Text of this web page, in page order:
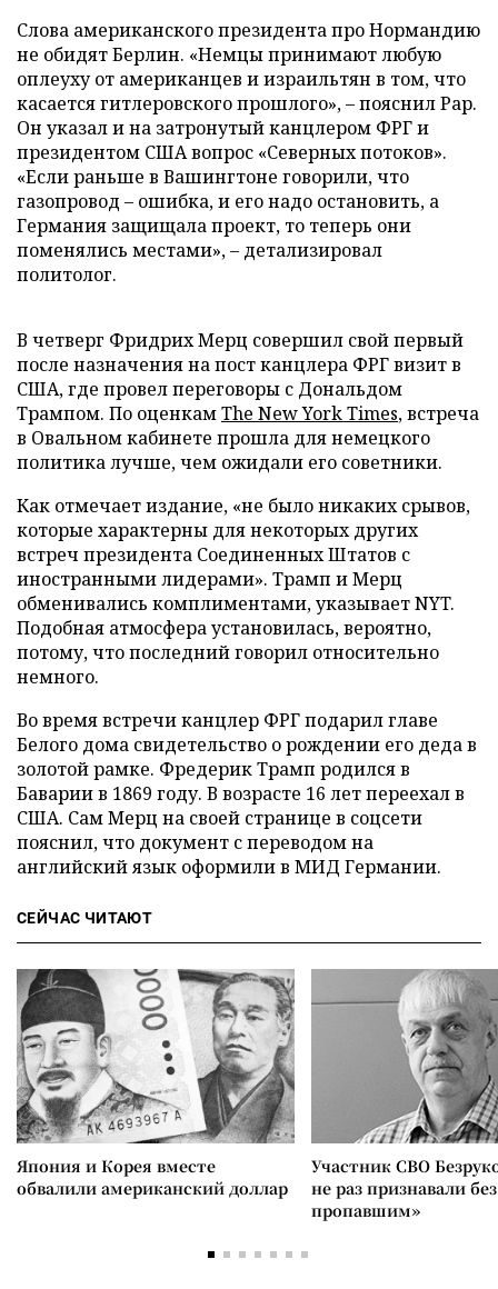
Слова американского президента про Нормандию
не обидят Берлин. «Немцы принимают любую
оплеуху от американцев и израильтян в том, что
касается гитлеровского прошлого», – пояснил Рар.
Он указал и на затронутый канцлером ФРГ и
президентом США вопрос «Северных потоков».
«Если раньше в Вашингтоне говорили, что
газопровод – ошибка, и его надо остановить, а
Германия защищала проект, то теперь они
поменялись местами», – детализировал
политолог.
В четверг Фридрих Мерц совершил свой первый
после назначения на пост канцлера ФРГ визит в
США, где провел переговоры с Дональдом
Трампом. По оценкамThe New York Times, встреча
в Овальном кабинете прошла для немецкого
политика лучше, чем ожидали его советники.
Как отмечает издание, «не было никаких срывов,
которые характерны для некоторых других
встреч президента Соединенных Штатов с
иностранными лидерами». Трамп и Мерц
обменивались комплиментами, указывает NYT.
Подобная атмосфера установилась, вероятно,
потому, что последний говорил относительно
немного.
Во время встречи канцлер ФРГ подарил главе
Белого дома свидетельство о рождении его деда в
золотой рамке. Фредерик Трамп родился в
Баварии в 1869 году. В возрасте 16 лет переехал в
США. Сам Мерц на своей странице в соцсети
пояснил, что документ с переводом на
английский язык оформили в МИД Германии.
СЕЙЧАС ЧИТАЮТ
Япония и Корея вместе
обвалили американский доллар
Участник СВО
не раз признавали
пропавшим»